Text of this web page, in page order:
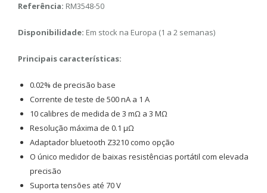
Referência: RM3548-50
Disponibilidade: Em stock na Europa (1 a 2 semanas)
Principais características:
0.02% de precisão base
Corrente de teste de 500 nA a 1 A
10 calibres de medida de 3 mΩ a 3 MΩ
Resolução máxima de 0.1 μΩ
Adaptador bluetooth Z3210 como opção
O único medidor de baixas resistências portátil com elevada
precisão
Suporta tensões até 70 V